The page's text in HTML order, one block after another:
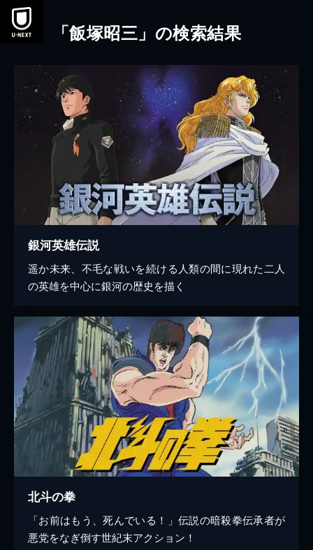
本文へスキップ
「飯塚昭三」の検索結果
銀河英雄伝説
遥か未来、不毛な戦いを続ける人類の間に現れた二人
の英雄を中心に銀河の歴史を描く
北斗の拳
「お前はもう、死んでいる！」伝説の暗殺拳伝承者が
悪党をなぎ倒す世紀末アクション！